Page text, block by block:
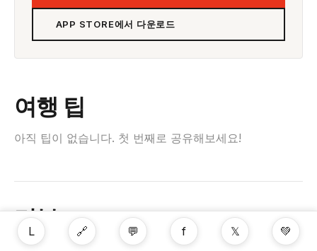
APP STORE에서 다운로드
여행 팁
아직 팁이 없습니다. 첫 번째로 공유해보세요!
리뷰
L 🔗 💬 f 𝕏 💚